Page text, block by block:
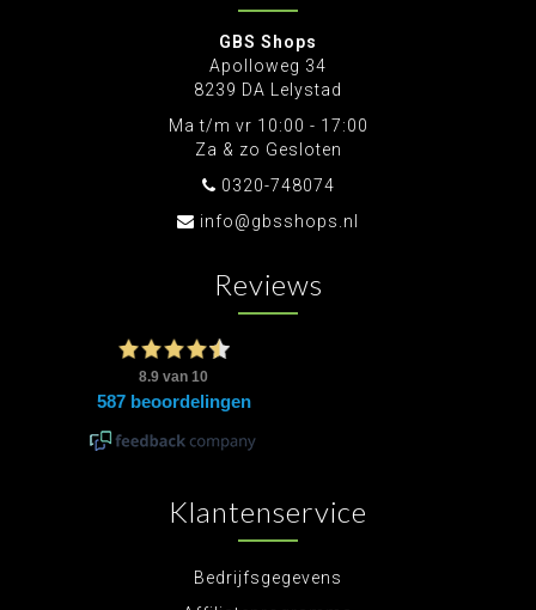
GBS Shops
Apolloweg 34
8239 DA Lelystad
Ma t/m vr 10:00 - 17:00
Za & zo Gesloten
0320-748074
info@gbsshops.nl
Reviews
Klantenservice
Bedrijfsgegevens